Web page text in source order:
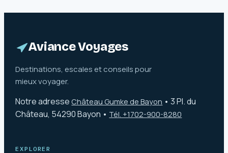
Aviance Voyages
Destinations, escales et conseils pour
mieux voyager.
Notre adresse Château Gumke de Bayon •3 Pl. du
Château, 54290 Bayon • Tél. +1702-900-8280
EXPLORER